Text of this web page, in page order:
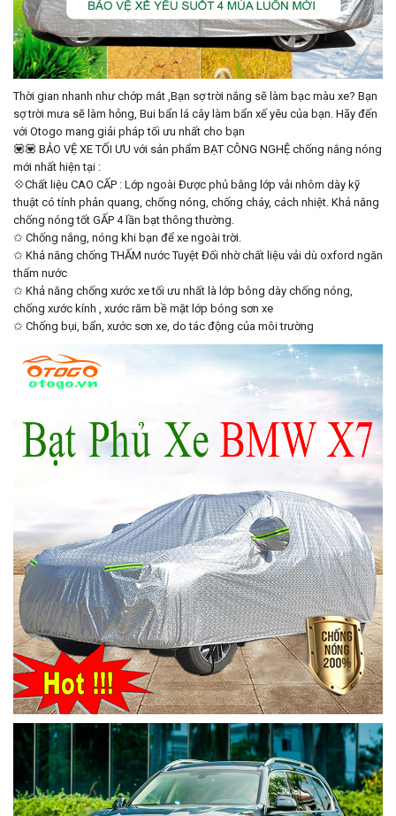
Thời gian nhanh như chớp mắt ,Bạn sợ trời nắng sẽ làm bạc màu xe? Bạn
sợ trời mưa sẽ làm hỏng, Bui bẩn lá cây làm bẩn xế yêu của bạn. Hãy đến
với Otogo mang giải pháp tối ưu nhất cho bạn
💟💟 BẢO VỆ XE TỐI ƯU với sản phẩm BẠT CÔNG NGHỆ chống nắng nóng
mới nhất hiện tại :
💠Chất liệu CAO CẤP : Lớp ngoài Được phủ bằng lớp vải nhôm dày kỹ
thuật có tính phản quang, chống nóng, chống cháy, cách nhiệt. Khả năng
chống nóng tốt GẤP 4 lần bạt thông thường.
✩ Chống nắng, nóng khi bạn để xe ngoài trời.
✩ Khả năng chống THẤM nước Tuyệt Đối nhờ chất liệu vải dù oxford ngăn
thấm nước
✩ Khả năng chống xước xe tối ưu nhất là lớp bông dày chống nóng,
chống xước kính , xước răm bề mặt lớp bóng sơn xe
✩ Chống bụi, bẩn, xước sơn xe, do tác động của môi trường